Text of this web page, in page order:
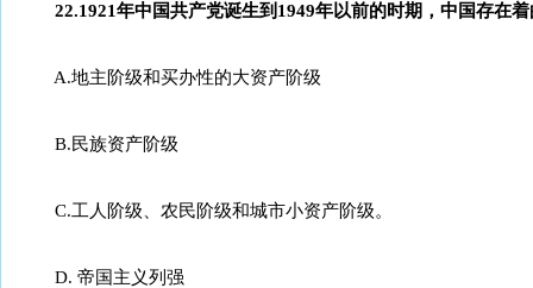
22.1921年中国共产党诞生到1949年以前的时期，中国存在
A.地主阶级和买办性的大资产阶级
B.民族资产阶级
C.工人阶级、农民阶级和城市小资产阶级。
D. 帝国主义列强